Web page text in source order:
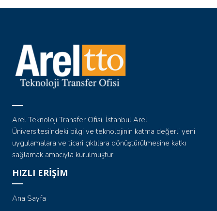
Arel Teknoloji Transfer Ofisi, İstanbul Arel
Üniversitesi’ndeki bilgi ve teknolojinin katma değerli yeni
uygulamalara ve ticari çıktılara dönüştürülmesine katkı
sağlamak amacıyla kurulmuştur.
HIZLI ERİŞİM
Ana Sayfa